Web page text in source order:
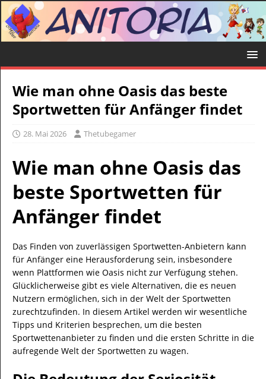
Wie man ohne Oasis das beste
Sportwetten für Anfänger findet
28. Mai 2026 Thetubegamer
Wie man ohne Oasis das
beste Sportwetten für
Anfänger findet
Das Finden von zuverlässigen Sportwetten-Anbietern kann
für Anfänger eine Herausforderung sein, insbesondere
wenn Plattformen wie Oasis nicht zur Verfügung stehen.
Glücklicherweise gibt es viele Alternativen, die es neuen
Nutzern ermöglichen, sich in der Welt der Sportwetten
zurechtzufinden. In diesem Artikel werden wir wesentliche
Tipps und Kriterien besprechen, um die besten
Sportwettenanbieter zu finden und die ersten Schritte in die
aufregende Welt der Sportwetten zu wagen.